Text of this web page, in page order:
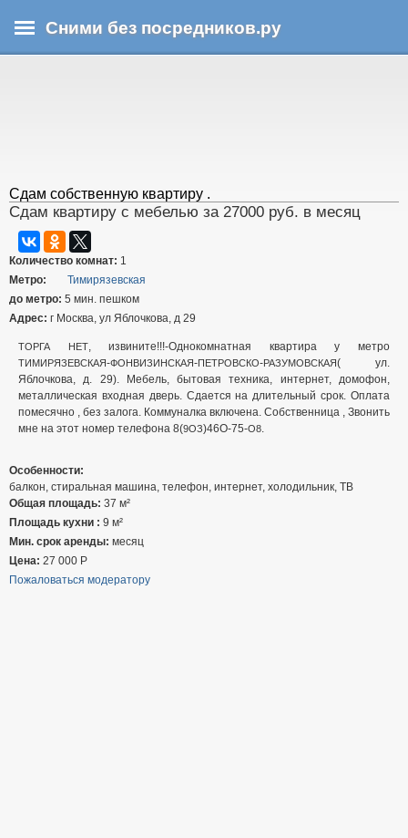
к
основному
Сними без посредников.ру
Сдам собственную квартиру .
Сдам квартиру с мебелью за 27000 руб. в месяц
Количество комнат: 1
Метро:
Тимирязевская
до метро: 5 мин. пешком
Адрес: г Москва, ул Яблочкова, д 29
ТОРГА НЕТ, извините!!!-Однокомнатная квартира у метро
ТИМИРЯЗЕВСКАЯ-ФОНВИЗИНСКАЯ-ПЕТРОВСКО-РАЗУМОВСКАЯ( ул.
Яблочкова, д. 29). Мебель, бытовая техника, интернет, домофон,
металлическая входная дверь. Сдается на длительный срок. Оплата
помесячно , без залога. Коммуналка включена. Собственница , Звонить
мне на этот номер телефона 8(9ОЗ)46О-75-О8.
Особенности:
балкон, стиральная машина, телефон, интернет, холодильник, ТВ
Общая площадь: 37 м²
Площадь кухни : 9 м²
Мин. срок аренды: месяц
Цена: 27 000 Р
Пожаловаться модератору